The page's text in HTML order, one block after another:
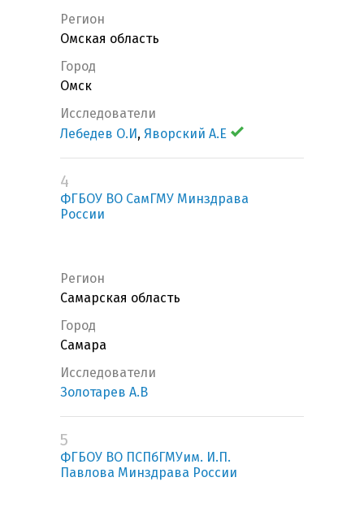
Регион
Омская область
Город
Омск
Исследователи
Лебедев О.И, Яворский А.Е
4
ФГБОУ ВО СамГМУ Минздрава
России
Регион
Самарская область
Город
Самара
Исследователи
Золотарев А.В
5
ФГБОУ ВО ПСПбГМУим. И.П.
Павлова Минздрава России